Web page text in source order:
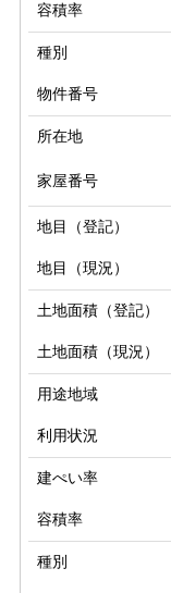
容積率
種別
物件番号
所在地
家屋番号
地目（登記）
地目（現況）
土地面積（登記）
土地面積（現況）
用途地域
利用状況
建ぺい率
容積率
種別